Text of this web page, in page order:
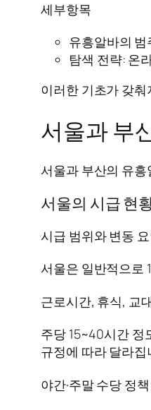
세부항목
유흥알바의
탐색 전략: 온
이러한 기초가 갖
서울과 부
서울과 부산의 유
서울의 시급 현
시급 범위와 변동
서울은 일반적으로
근로시간, 휴식, 교
주당 15~40시간 정
규정에 따라 달라집
야간·주말 수당 정